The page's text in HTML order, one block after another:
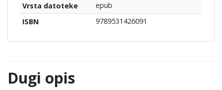
Vrsta datoteke
epub
ISBN
9789531426091
Dugi opis